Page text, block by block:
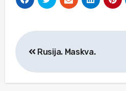
Navigacija
tarp
įrašų
Rusija. Maskva.